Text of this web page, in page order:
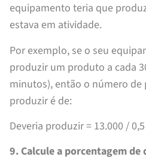
equipamento teria que
estava em atividade.
Por exemplo, se o seu
produzir um produto a cada
minutos), então o número
produzir é de:
Deveria produzir = 13.000 /
9. Calcule a porcentagem